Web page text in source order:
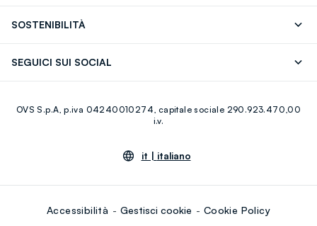
Giftcard
SOSTENIBILITÀ
SEGUICI SUI SOCIAL
Youtube Linkedin
OVS S.p.A, p.iva 04240010274, capitale sociale 290.923.470,00
i.v.
it | italiano
Accessibilità Gestisci cookie Cookie Policy